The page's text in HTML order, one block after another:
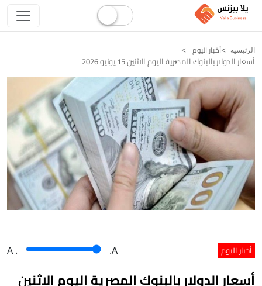
الرئيسيه أخبار اليوم
أسعار الدولار بالبنوك المصرية اليوم الاثنين 15 يونيو 2026
أخبار اليوم A . .A
أسعار الدولار بالبنوك المصرية اليوم الاثنين